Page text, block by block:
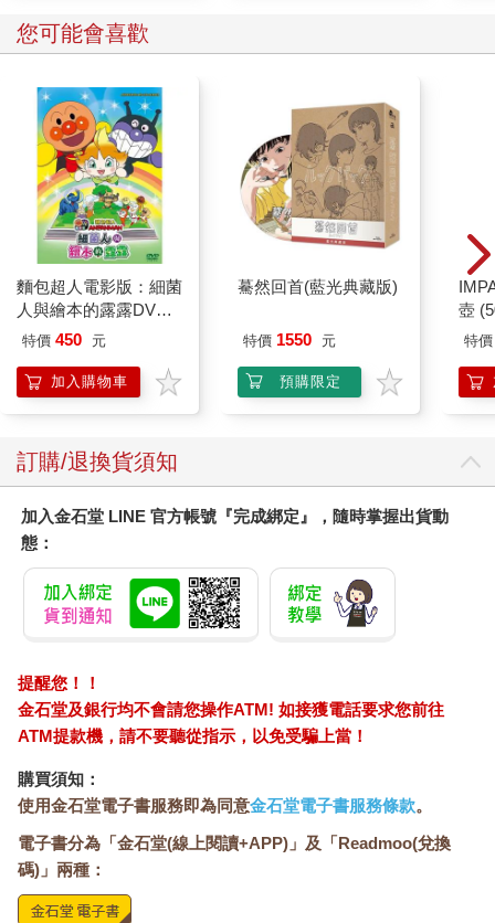
Reserva）榮獲美國《葡萄酒鑑賞家》的年度葡萄酒時，立即在
近年來，即使是比DOCa低一等級的DO（Denominacion de
Origen）也有一些不錯的葡萄酒。舉個例子，如1864年在DO產地
設立的貝加‧西西里酒莊（Vega Sicilia）推出的尤尼科
（UNICO），與努曼西亞酒莊（Numanthia）推出的帝曼希亞
（Termanthia），都是其中之一（見圖5-1）。
尤尼科因為產量稀少而成為拍賣會中的熱門酒款。特別是1962年
產的葡萄酒隨著熟成，身價更是年年高漲。2012年，尤尼科榮獲
派克的大弟子尼爾‧馬丁（Neale Martin）百分的評比時，他甚至
稱讚：「這絕對是世上最棒的西班牙葡萄酒。」另外，帝曼希亞
也在2004年，榮獲葡萄酒評鑑雜誌《葡萄酒代言人》）Wine
西班牙特有的氣泡酒卡瓦（Cava）也是世界聞名的西班牙葡萄酒
之一。將近95％的卡瓦在加泰隆尼亞（Catalonia）區釀製，而且
與法國的香檳一樣採用瓶內兩次發酵。
耗時費事的製程。也就是在小心翼翼的步驟下，才能製造出細緻
的氣泡。
／瓶）每年約有兩億瓶，再加上部分釀造廠堅持量少質精的經營
模式，因此不管在質或量上，都對香檳產生威脅。
此外，1990年代後半，西班牙出現嶄新型態的葡萄酒，如義大利
的超級托斯卡尼或巴羅洛男孩一樣，西班牙也有頂級西班牙
（Premium Spanish）或現代西班牙（modern Spain）等。新興
這些酒莊都不拘泥於當地的葡萄品種，堅持釀造量少質佳的葡萄
酒。在大量生產且葡萄酒強韌的西班牙中，掀起一股新浪潮。
特別是最近受到各界矚目的，於加泰隆尼亞的普里奧拉
繁榮的葡萄酒產地，但在19世紀卻因為蟲害而讓葡萄園一夜之間
全軍覆沒。
普里奧拉雖然因此消沉了一段時日，但適合種植葡萄的優渥土
壤，仍吸引不少釀酒廠回歸，於是重建往日榮光。這些廠家將法
嶄新的普里奧拉葡萄酒獲得評論家的一致好評，目前的38號甚至
您可能會喜歡
麵包超人電影版：細菌
人與繪本的露露DVD-
平裝版
特價 450 元
加入購物車
驀然回首(藍光典藏版)
特價 1550 元
預購限定
壺
特價
訂購/退換貨須知
加入金石堂 LINE 官方帳號『完成綁定』，隨時掌握出貨動
態：
提醒您！！
金石堂及銀行均不會請您操作ATM! 如接獲電話要求您前往
ATM提款機，請不要聽從指示，以免受騙上當！
購買須知：
使用金石堂電子書服務即為同意金石堂電子書服務條款。
電子書分為「金石堂(線上閱讀+APP)」及「Readmoo(兌換
碼)」兩種：